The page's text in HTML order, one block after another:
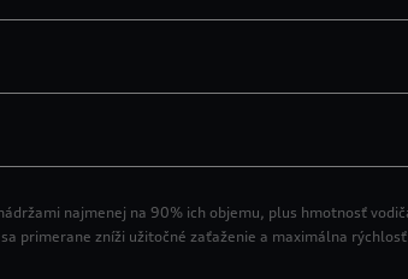
najmenej na 90% ich objemu, plus hmotnosť
primerane zníži užitočné zaťaženie a maximálna